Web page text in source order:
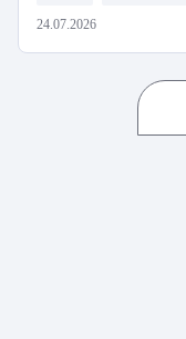
24.07.2026